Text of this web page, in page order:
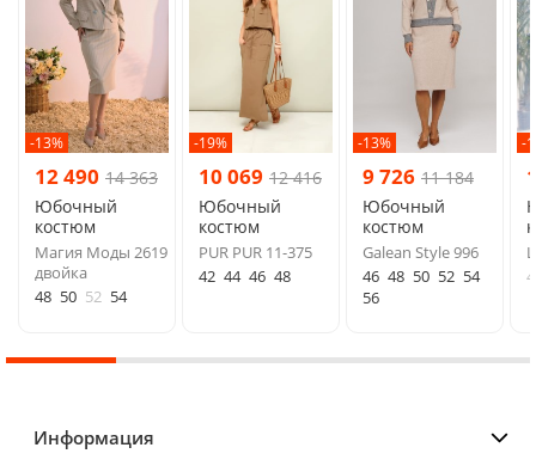
-13%
12 490 14 363
Юбочный
костюм
Магия Моды 2619
двойка
48 50 52 54
-19%
10 069 12 416
Юбочный
костюм
PUR PUR 11-375
42 44 46 48
-13%
9 726 11 184
Юбочный
костюм
Galean Style 996
46 48 50 52 54
56
-
Информация